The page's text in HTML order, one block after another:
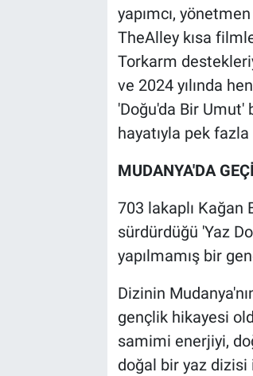
yapımcı,
TheAlley kısa
Torkarm
ve 2024 yılında
'Doğu'da Bir Umut'
hayatıyla pek
MUDANYA'DA
703 lakaplı Kağan
sürdürdüğü 'Yaz
yapılmamış bir
Dizinin
gençlik hikayesi
samimi enerjiyi,
doğal bir yaz dizisi